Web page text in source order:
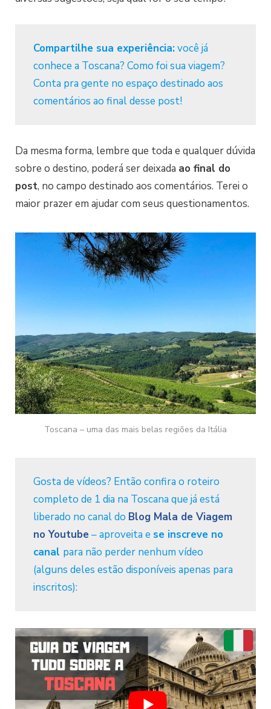
Compartilhe sua experiência:você já
conhece a Toscana? Como foi sua viagem?
Conta pra gente no espaço destinado aos
comentários ao final desse post!
Da mesma forma, lembre que toda e qualquer dúvida
sobre o destino, poderá ser deixada ao final do
post, no campo destinado aos comentários. Terei o
maior prazer em ajudar com seus questionamentos.
Toscana – uma das mais belas regiões da Itália
Gosta de vídeos? Então confira o roteiro
completo de 1 dia na Toscana que já está
liberado no canal do Blog Mala de Viagem
no Youtube– aproveita e se inscreve no
canal para não perder nenhum vídeo
(alguns deles estão disponíveis apenas para
inscritos):